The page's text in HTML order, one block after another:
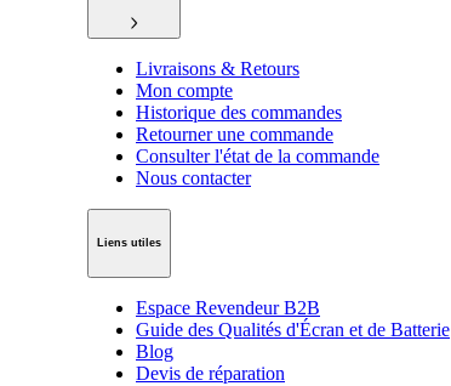
Livraisons & Retours
Mon compte
Historique des commandes
Retourner une commande
Consulter l'état de la commande
Nous contacter
Liens utiles
Espace Revendeur B2B
Guide des Qualités d'Écran et de Batterie
Blog
Devis de réparation